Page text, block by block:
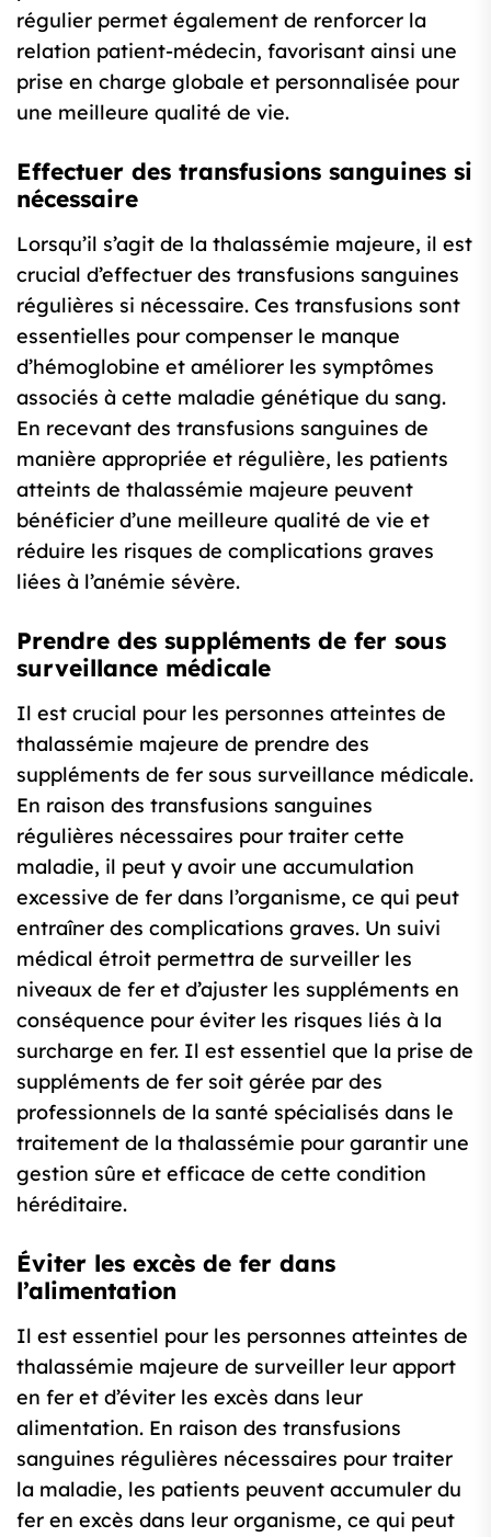
régulier permet également de renforcer la
relation patient-médecin, favorisant ainsi une
prise en charge globale et personnalisée pour
une meilleure qualité de vie.
Effectuer des transfusions sanguines si
nécessaire
Lorsqu’il s’agit de la thalassémie majeure, il est
crucial d’effectuer des transfusions sanguines
régulières si nécessaire. Ces transfusions sont
essentielles pour compenser le manque
d’hémoglobine et améliorer les symptômes
associés à cette maladie génétique du sang.
En recevant des transfusions sanguines de
manière appropriée et régulière, les patients
atteints de thalassémie majeure peuvent
bénéficier d’une meilleure qualité de vie et
réduire les risques de complications graves
liées à l’anémie sévère.
Prendre des suppléments de fer sous
surveillance médicale
Il est crucial pour les personnes atteintes de
thalassémie majeure de prendre des
suppléments de fer sous surveillance médicale.
En raison des transfusions sanguines
régulières nécessaires pour traiter cette
maladie, il peut y avoir une accumulation
excessive de fer dans l’organisme, ce qui peut
entraîner des complications graves. Un suivi
médical étroit permettra de surveiller les
niveaux de fer et d’ajuster les suppléments en
conséquence pour éviter les risques liés à la
surcharge en fer. Il est essentiel que la prise de
suppléments de fer soit gérée par des
professionnels de la santé spécialisés dans le
traitement de la thalassémie pour garantir une
gestion sûre et efficace de cette condition
héréditaire.
Éviter les excès de fer dans
l’alimentation
Il est essentiel pour les personnes atteintes de
thalassémie majeure de surveiller leur apport
en fer et d’éviter les excès dans leur
alimentation. En raison des transfusions
sanguines régulières nécessaires pour traiter
la maladie, les patients peuvent accumuler du
fer en excès dans leur organisme, ce qui peut